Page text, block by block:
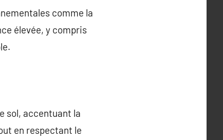
comme la
élevée, y compris
sol, accentuant la
en respectant le